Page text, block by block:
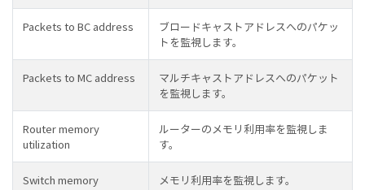
Packets to BC address
ブロードキャストアドレスへのパケッ
トを監視します。
Packets to MC address
マルチキャストアドレスへのパケット
を監視します。
Router memory
utilization
ルーターのメモリ利用率を監視しま
す。
Switch memory
メモリ利用率を監視します。